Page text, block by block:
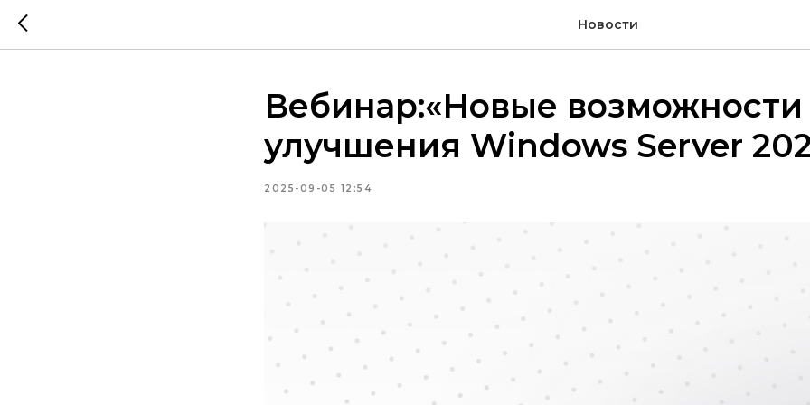
Новости
Вебинар:«Новые
улучшения Windows Server
2025-09-05 12:54